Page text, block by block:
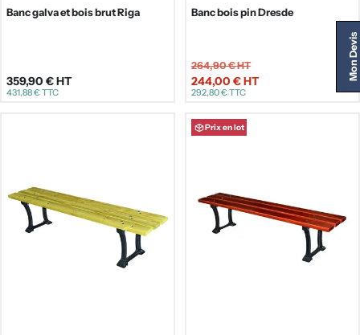
Banc galva et bois brut Riga
Prix
359,90 €HT
431,88 €TTC
Banc bois pin Dresde
Prix
vente
264,90 €HT
244,00 €HT
292,80 €TTC
Prix en lot
Mon Devis